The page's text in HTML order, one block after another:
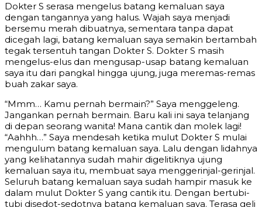
Dokter S serasa mengelus batang kemaluan saya
dengan tangannya yang halus. Wajah saya menjadi
bersemu merah dibuatnya, sementara tanpa dapat
dicegah lagi, batang kemaluan saya semakin bertambah
tegak tersentuh tangan Dokter S. Dokter S masih
mengelus-elus dan mengusap-usap batang kemaluan
saya itu dari pangkal hingga ujung, juga meremas-remas
buah zakar saya.
“Mmm… Kamu pernah bermain?” Saya menggeleng.
Jangankan pernah bermain. Baru kali ini saya telanjang
di depan seorang wanita! Mana cantik dan molek lagi!
“Aahhh…” Saya mendesah ketika mulut Dokter S mulai
mengulum batang kemaluan saya. Lalu dengan lidahnya
yang kelihatannya sudah mahir digelitiknya ujung
kemaluan saya itu, membuat saya menggerinjal-gerinjal.
Seluruh batang kemaluan saya sudah hampir masuk ke
dalam mulut Dokter S yang cantik itu. Dengan bertubi-
tubi disedot-sedotnya batang kemaluan saya. Terasa geli